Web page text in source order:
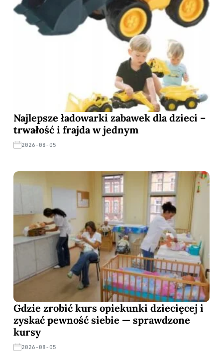
Najlepsze ładowarki zabawek dla dzieci –
trwałość i frajda w jednym
2026-08-05
Gdzie zrobić kurs opiekunki dziecięcej i
zyskać pewność siebie — sprawdzone
kursy
2026-08-05